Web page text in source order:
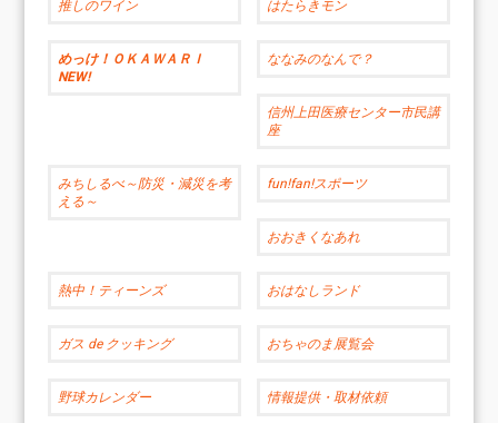
推しのワイン はたらきモン
めっけ！ＯＫＡＷＡＲＩ
NEW!
ななみのなんで？
信州上田医療センター市民講
座
みちしるべ～防災・減災を考
える～
fun!fan!スポーツ
おおきくなあれ
熱中！ティーンズ おはなしランド
ガス de クッキング おちゃのま展覧会
野球カレンダー 情報提供・取材依頼